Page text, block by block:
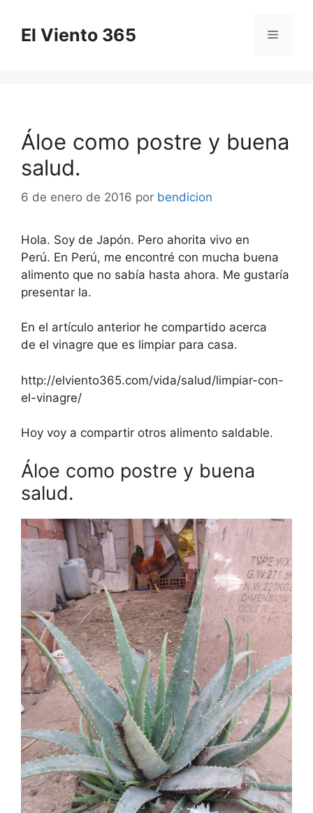
contenido
El Viento 365 Menú
Áloe como postre y buena
salud.
6 de enero de 2016 por bendicion
Hola. Soy de Japón. Pero ahorita vivo en
Perú. En Perú, me encontré con mucha buena
alimento que no sabía hasta ahora. Me gustaría
presentar la.
En el artículo anterior he compartido acerca
de el vinagre que es limpiar para casa.
http://elviento365.com/vida/salud/limpiar-con-
el-vinagre/
Hoy voy a compartir otros alimento saldable.
Áloe como postre y buena
salud.